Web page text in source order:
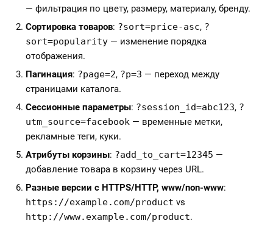
— фильтрация по цвету, размеру, материалу, бренду.
Сортировка товаров: ?sort=price-asc, ?
sort=popularity — изменение порядка
отображения.
Пагинация: ?page=2, ?p=3 — переход между
страницами каталога.
Сессионные параметры: ?session_id=abc123, ?
utm_source=facebook — временные метки,
рекламные теги, куки.
Атрибуты корзины: ?add_to_cart=12345 —
добавление товара в корзину через URL.
Разные версии с HTTPS/HTTP, www/non-www:
https://example.com/product vs
http://www.example.com/product.